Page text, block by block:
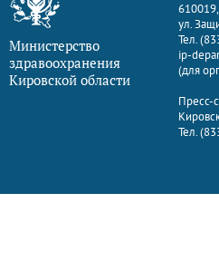
Министерство
здравоохранения
Кировской области
ул.
Тел.
ip-
(для
Пресс-
Тел.